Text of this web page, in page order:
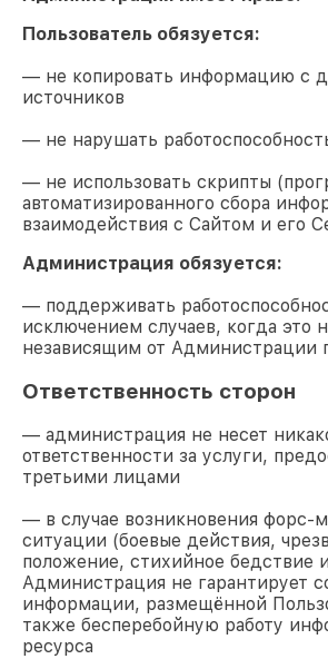
Пользователь обязуется:
— не копировать информацию с
источников
— не нарушать
— не использовать скрипты
автоматизированного сбора
взаимодействия с Сайтом и его
Администрация обязуется:
— поддерживать
исключением случаев, когда это
независящим от Администрации
Ответственность сторон
— администрация не несет
ответственности за услуги,
третьими лицами
— в случае возникновения форс-
ситуации (боевые действия,
положение, стихийное бедствие
Администрация не гарантирует
информации, размещённой
также бесперебойную работу
ресурса